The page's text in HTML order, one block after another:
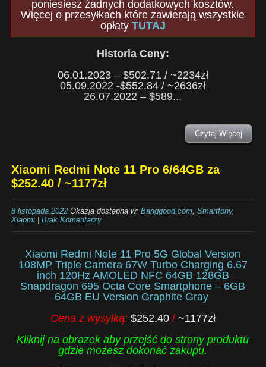
poniesiesz żadnych dodatkowych kosztów.
Więcej o przesyłkach które zawierają wszystkie
opłaty TUTAJ
Historia Ceny:
06.01.2023 – $502.71 / ~2234zł
05.09.2022 -$552.84 / ~2636zł
26.07.2022 – $589...
Czytaj Więcej
Xiaomi Redmi Note 11 Pro 6/64GB za
$252.40 / ~1177zł
8 listopada 2022Okazja dostępna w: Banggood.com, Smartfony,
Xiaomi| Brak Komentarzy
Xiaomi Redmi Note 11 Pro 5G Global Version
108MP Triple Camera 67W Turbo Charging 6.67
inch 120Hz AMOLED NFC 64GB 128GB
Snapdragon 695 Octa Core Smartphone – 6GB
64GB EU Version Graphite Gray
Cena z wysyłką: $252.40 / ~1177zł
Kliknij na obrazek aby przejść do strony produktu
gdzie możesz dokonać zakupu.